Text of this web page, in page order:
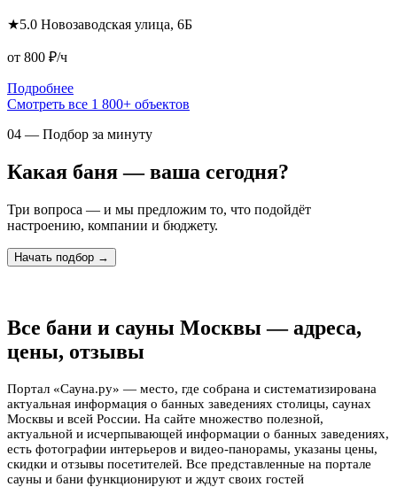
★5.0 Новозаводская улица, 6Б
от 800 ₽/ч
Подробнее
Смотреть все 1 800+ объектов
04 — Подбор за минуту
Какая баня — ваша сегодня?
Три вопроса — и мы предложим то, что подойдёт
настроению, компании и бюджету.
Начать подбор →
Все бани и сауны Москвы — адреса,
цены, отзывы
Портал «Сауна.ру» — место, где собрана и систематизирована
актуальная информация о банных заведениях столицы, саунах
Москвы и всей России. На сайте множество полезной,
актуальной и исчерпывающей информации о банных заведениях,
есть фотографии интерьеров и видео-панорамы, указаны цены,
скидки и отзывы посетителей. Все представленные на портале
сауны и бани функционируют и ждут своих гостей